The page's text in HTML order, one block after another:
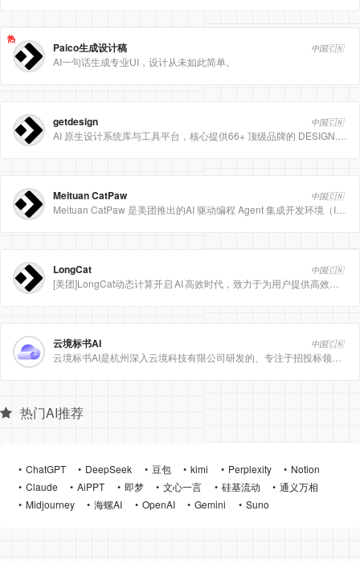
热
Paico生成设计稿 中国🇨🇳
AI一句话生成专业UI，设计从未如此简单。
getdesign 中国🇨🇳
Meituan CatPaw 中国🇨🇳
LongCat 中国🇨🇳
云境标书AI 中国🇨🇳
热门AI推荐
ChatGPT DeepSeek 豆包 kimi Perplexity
Notion
Claude
AiPPT 即梦 文心一言 硅基流动
通义万相
Midjourney
海螺AI OpenAI Gemini Suno